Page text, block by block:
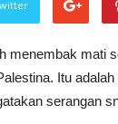
menembak mati
Itu
serangan